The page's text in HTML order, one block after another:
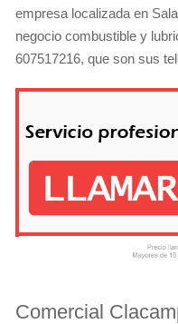
empresa localizada en
negocio combustible y
607517216, que son sus
Comercial